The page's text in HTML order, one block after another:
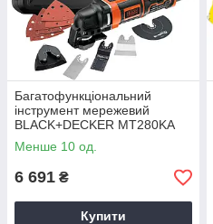
Багатофункціональний
інструмент мережевий
BLACK+DECKER MT280KA
Менше 10 од.
6 691 ₴
Купити